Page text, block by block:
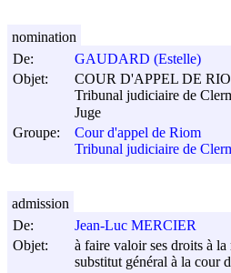
De:
GAUDARD (Estelle)
Objet:
COUR D'APPEL DE
Tribunal judiciaire de
Juge
Groupe:
Cour d'appel de Riom
Tribunal judiciaire de
nomination
De:
Jean-Luc MERCIER
Objet:
à faire valoir ses droits à la
substitut général à la cour
admission